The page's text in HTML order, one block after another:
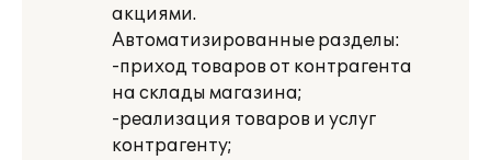
акциями.
Автоматизированные разделы:
-приход товаров от контрагента
на склады магазина;
-реализация товаров и услуг
контрагенту;